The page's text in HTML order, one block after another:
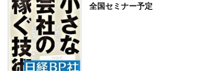
全国セミナー予定